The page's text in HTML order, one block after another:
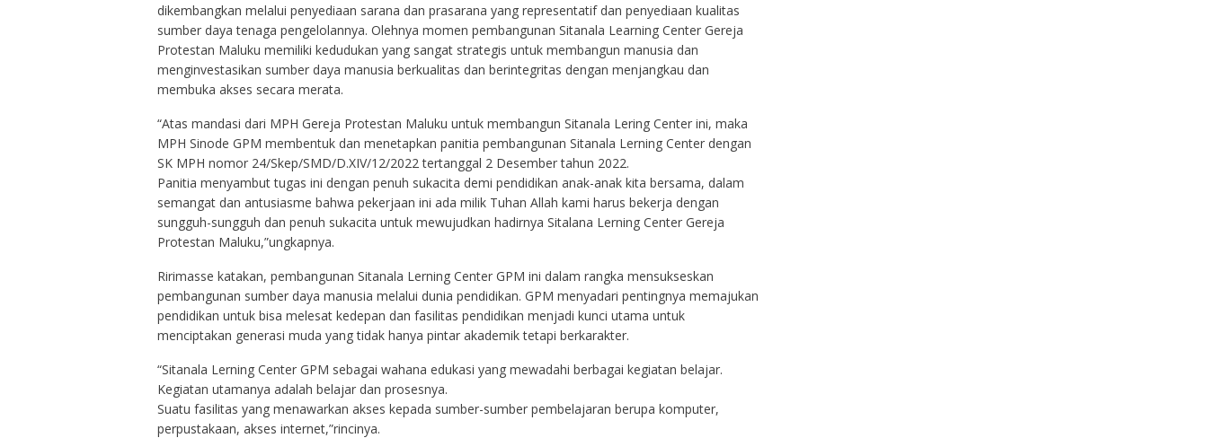
dikembangkan melalui penyediaan sarana dan prasarana yang representatif dan penyediaan kualitas
sumber daya tenaga pengelolannya. Olehnya momen pembangunan Sitanala Learning Center Gereja
Protestan Maluku memiliki kedudukan yang sangat strategis untuk membangun manusia dan
menginvestasikan sumber daya manusia berkualitas dan berintegritas dengan menjangkau dan
membuka akses secara merata.
“Atas mandasi dari MPH Gereja Protestan Maluku untuk membangun Sitanala Lering Center ini, maka
MPH Sinode GPM membentuk dan menetapkan panitia pembangunan Sitanala Lerning Center dengan
SK MPH nomor 24/Skep/SMD/D.XIV/12/2022 tertanggal 2 Desember tahun 2022.
Panitia menyambut tugas ini dengan penuh sukacita demi pendidikan anak-anak kita bersama, dalam
semangat dan antusiasme bahwa pekerjaan ini ada milik Tuhan Allah kami harus bekerja dengan
sungguh-sungguh dan penuh sukacita untuk mewujudkan hadirnya Sitalana Lerning Center Gereja
Protestan Maluku,”ungkapnya.
Ririmasse katakan, pembangunan Sitanala Lerning Center GPM ini dalam rangka mensukseskan
pembangunan sumber daya manusia melalui dunia pendidikan. GPM menyadari pentingnya memajukan
pendidikan untuk bisa melesat kedepan dan fasilitas pendidikan menjadi kunci utama untuk
menciptakan generasi muda yang tidak hanya pintar akademik tetapi berkarakter.
“Sitanala Lerning Center GPM sebagai wahana edukasi yang mewadahi berbagai kegiatan belajar.
Kegiatan utamanya adalah belajar dan prosesnya.
Suatu fasilitas yang menawarkan akses kepada sumber-sumber pembelajaran berupa komputer,
perpustakaan, akses internet,”rincinya.